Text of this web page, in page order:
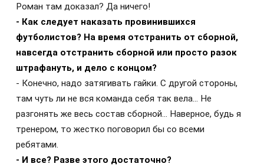
Роман там доказал? Да ничего!
- Как следует наказать провинившихся
футболистов? На время отстранить от сборной,
навсегда отстранить сборной или просто разок
штрафануть, и дело с концом?
- Конечно, надо затягивать гайки. С другой стороны,
там чуть ли не вся команда себя так вела… Не
разгонять же весь состав сборной… Наверное, будь я
тренером, то жестко поговорил бы со всеми
ребятами.
- И все? Разве этого достаточно?